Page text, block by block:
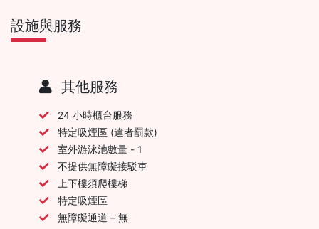
設施與服務
其他服務
24 小時櫃台服務
特定吸煙區 (違者罰款)
室外游泳池數量 - 1
不提供無障礙接駁車
上下樓須爬樓梯
特定吸煙區
無障礙通道 – 無